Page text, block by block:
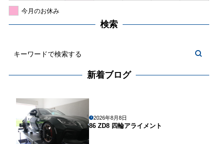
今月のお休み
検索
新着ブログ
2026年8月8日
86 ZD8 四輪アライメント